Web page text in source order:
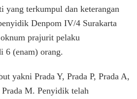
yang terkumpul dan keterangan
Denpom IV/4 Surakarta
prajurit pelaku
6 (enam) orang.
yakni Prada Y, Prada P, Prada A,
Prada M. Penyidik telah